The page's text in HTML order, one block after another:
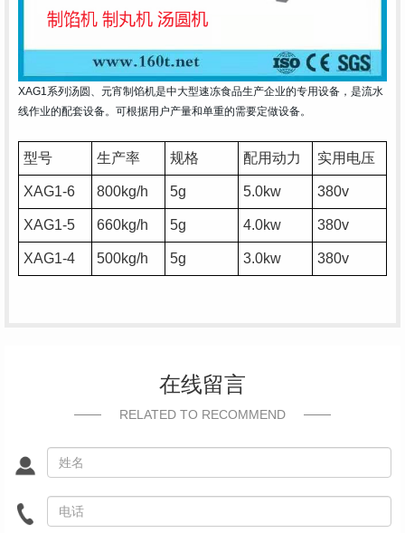
XAG1系列汤圆、元宵制馅机是中大型速冻食品生产企业的专用设备，是流水
线作业的配套设备。可根据用户产量和单重的需要定做设备。
型号 生产率 规格 配用动力 实用电压
XAG1-6 800kg/h 5g 5.0kw 380v
XAG1-5 660kg/h 5g 4.0kw 380v
XAG1-4 500kg/h 5g 3.0kw 380v
在线留言
RELATED TO RECOMMEND